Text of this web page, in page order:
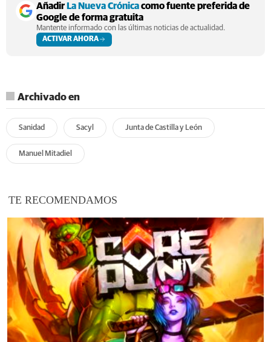
AñadirLa Nueva Crónicacomo fuente preferida de
Google de forma gratuita
Mantente informado con las últimas noticias de actualidad.
ACTIVAR AHORA
Archivado en
Sanidad Sacyl Junta de Castilla y León
Manuel Mitadiel
TE RECOMENDAMOS